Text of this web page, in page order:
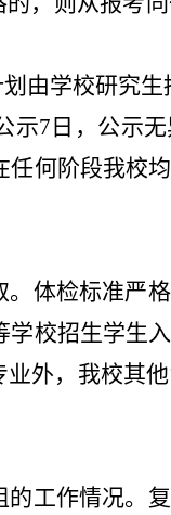
由学校研究
示7日，公示
何阶段我校
体检标准严
校招生学生
外，我校其
工作情况。